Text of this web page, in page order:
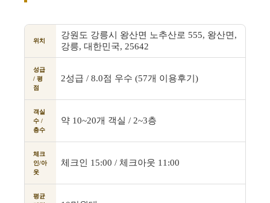
위치
강원도 강릉시 왕산면 노추산로 555, 왕산면,
강릉, 대한민국, 25642
성급
/ 평
점
2성급 / 8.0점 우수 (57개 이용후기)
객실
수 /
층수
약 10~20개 객실 / 2~3층
체크
인/아
웃
체크인 15:00 / 체크아웃 11:00
평균